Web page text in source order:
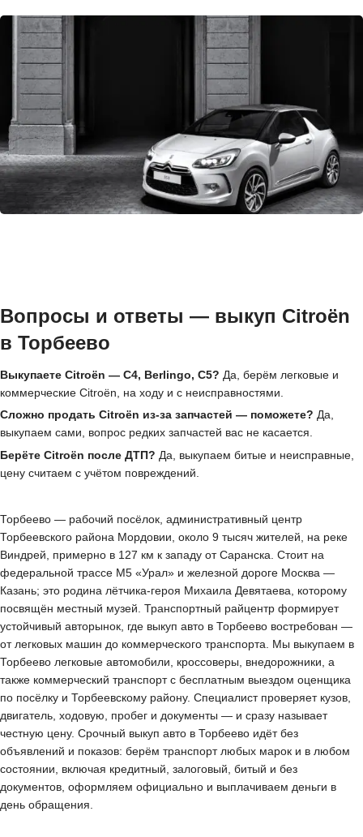
Вопросы и ответы — выкуп Citroën
в Торбеево
Выкупаете Citroën — C4, Berlingo, C5? Да, берём легковые и
коммерческие Citroën, на ходу и с неисправностями.
Сложно продать Citroën из-за запчастей — поможете? Да,
выкупаем сами, вопрос редких запчастей вас не касается.
Берёте Citroën после ДТП? Да, выкупаем битые и неисправные,
цену считаем с учётом повреждений.
Торбеево — рабочий посёлок, административный центр
Торбеевского района Мордовии, около 9 тысяч жителей, на реке
Виндрей, примерно в 127 км к западу от Саранска. Стоит на
федеральной трассе М5 «Урал» и железной дороге Москва —
Казань; это родина лётчика-героя Михаила Девятаева, которому
посвящён местный музей. Транспортный райцентр формирует
устойчивый авторынок, где выкуп авто в Торбеево востребован —
от легковых машин до коммерческого транспорта. Мы выкупаем в
Торбеево легковые автомобили, кроссоверы, внедорожники, а
также коммерческий транспорт с бесплатным выездом оценщика
по посёлку и Торбеевскому району. Специалист проверяет кузов,
двигатель, ходовую, пробег и документы — и сразу называет
честную цену. Срочный выкуп авто в Торбеево идёт без
объявлений и показов: берём транспорт любых марок и в любом
состоянии, включая кредитный, залоговый, битый и без
документов, оформляем официально и выплачиваем деньги в
день обращения.